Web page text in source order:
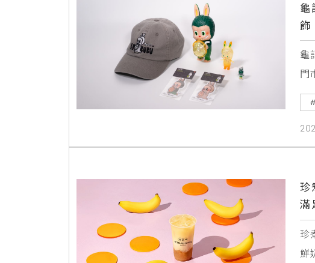
龜
飾
龜
門
驗
珍
滿
珍
鮮